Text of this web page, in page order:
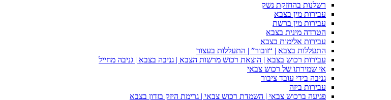
רשלנות בהחזקת נשק
עבירות מין בצבא
עבירות מין ברשת
הטרדה מינית בצבא
עבירות אלימות בצבא
התעללות בצבא | “זובור” | התעללות בעצור
עבירות רכוש בצבא | הוצאת רכוש מרשות הצבא | גניבה בצבא | גניבה מחייל
אי שמירתו של רכוש צבאי
גניבה בידי עובד ציבור
עבירות ביזה
פגיעה ברכוש צבאי | השמדת רכוש צבאי | גרימת היזק בזדון בצבא